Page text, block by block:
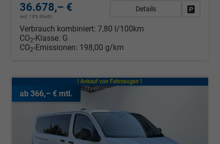
36.678,– €
incl. 19% MwSt.
Details
Verbrauch kombiniert: 7,80 l/100km
CO2-Klasse: G
CO2-Emissionen: 198,00 g/km
ab 366,– € mtl.